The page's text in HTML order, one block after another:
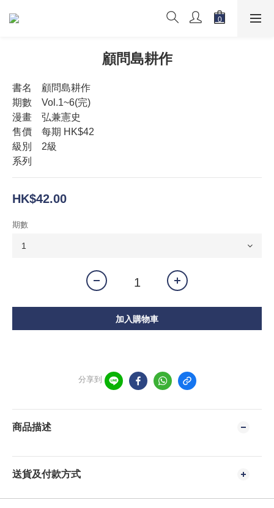
顧問島耕作
書名　顧問島耕作
期數　Vol.1~6(完)
漫畫　弘兼憲史
售價　每期 HK$42
級別　2級
系列
HK$42.00
期數
加入購物車
分享到
商品描述
送貨及付款方式